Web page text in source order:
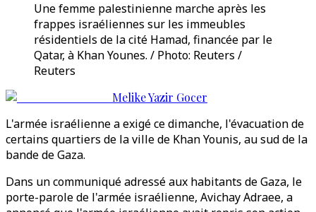
Une femme palestinienne marche après les
frappes israéliennes sur les immeubles
résidentiels de la cité Hamad, financée par le
Qatar, à Khan Younes. / Photo: Reuters /
Reuters
Melike Yazir Gocer
L'armée israélienne a exigé ce dimanche, l'évacuation de
certains quartiers de la ville de Khan Younis, au sud de la
bande de Gaza.
Dans un communiqué adressé aux habitants de Gaza, le
porte-parole de l'armée israélienne, Avichay Adraee, a